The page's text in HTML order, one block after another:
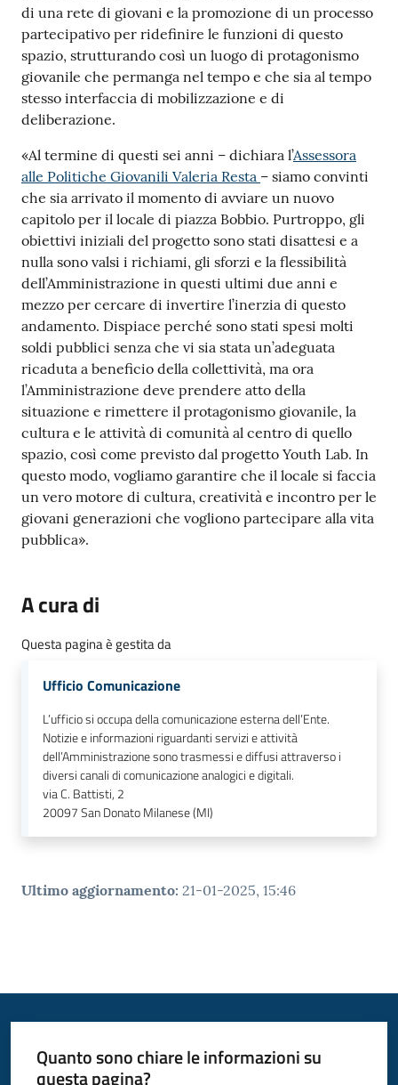
di una rete di giovani e la promozione di un processo
partecipativo per ridefinire le funzioni di questo
spazio, strutturando così un luogo di protagonismo
giovanile che permanga nel tempo e che sia al tempo
stesso interfaccia di mobilizzazione e di
deliberazione.
«Al termine di questi sei anni – dichiara l’Assessora
alle Politiche Giovanili Valeria Resta – siamo convinti
che sia arrivato il momento di avviare un nuovo
capitolo per il locale di piazza Bobbio. Purtroppo, gli
obiettivi iniziali del progetto sono stati disattesi e a
nulla sono valsi i richiami, gli sforzi e la flessibilità
dell’Amministrazione in questi ultimi due anni e
mezzo per cercare di invertire l’inerzia di questo
andamento. Dispiace perché sono stati spesi molti
soldi pubblici senza che vi sia stata un’adeguata
ricaduta a beneficio della collettività, ma ora
l’Amministrazione deve prendere atto della
situazione e rimettere il protagonismo giovanile, la
cultura e le attività di comunità al centro di quello
spazio, così come previsto dal progetto Youth Lab. In
questo modo, vogliamo garantire che il locale si faccia
un vero motore di cultura, creatività e incontro per le
giovani generazioni che vogliono partecipare alla vita
pubblica».
A cura di
Questa pagina è gestita da
Ufficio Comunicazione
L’ufficio si occupa della comunicazione esterna dell’Ente.
Notizie e informazioni riguardanti servizi e attività
dell’Amministrazione sono trasmessi e diffusi attraverso i
diversi canali di comunicazione analogici e digitali.
via C. Battisti, 2
20097San Donato Milanese (MI)
Ultimo aggiornamento: 21-01-2025, 15:46
Quanto sono chiare le informazioni su
questa pagina?